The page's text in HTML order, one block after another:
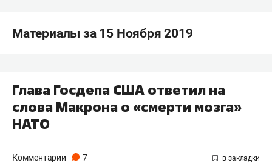
Материалы за 15 Ноября 2019
Глава Госдепа США ответил на
слова Макрона о «смерти мозга»
НАТО
Комментарии 7